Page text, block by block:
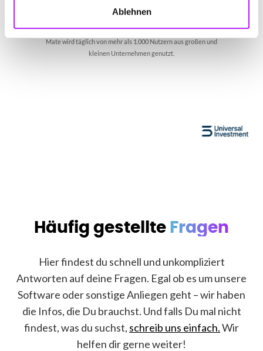
Ablehnen
Mate wird täglich von mehr als 1.000 Nutzern aus großen und
kleinen Unternehmen genutzt.
Häufig gestellte Fragen
Hier findest du schnell und unkompliziert
Antworten auf deine Fragen. Egal ob es um unsere
Software oder sonstige Anliegen geht – wir haben
die Infos, die Du brauchst. Und falls Du mal nicht
findest, was du suchst, schreib uns einfach.Wir
helfen dir gerne weiter!